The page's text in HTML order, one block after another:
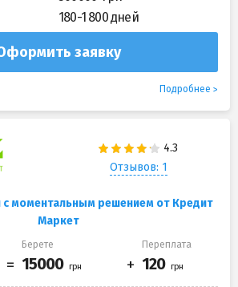
180-1 800 дней
заявку
Подробнее
Отзывов: 1
с моментальным решением от Кредит
Маркет
Берете Переплата